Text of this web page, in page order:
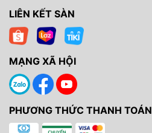
LIÊN KẾT SÀN
MẠNG XÃ HỘI
PHƯƠNG THỨC THANH TOÁN